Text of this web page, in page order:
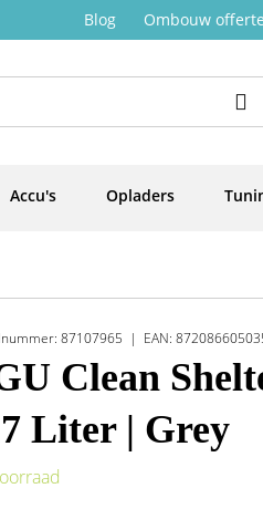
Blog Ombouw offerte
Accu's Opladers
87107965 EAN:
Clean
Liter | Grey